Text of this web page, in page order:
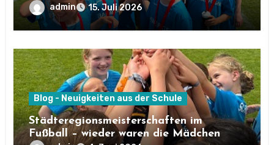
admin 15. Juli 2026
Blog - Neuigkeiten aus der Schule
Städteregionsmeisterschaften im
Fußball – wieder waren die Mädchen